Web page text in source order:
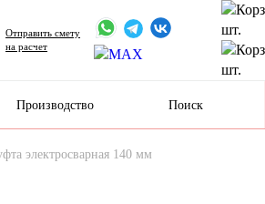
Отправить смету
на расчет
шт.
шт.
Производство Поиск
электросварная 140 мм